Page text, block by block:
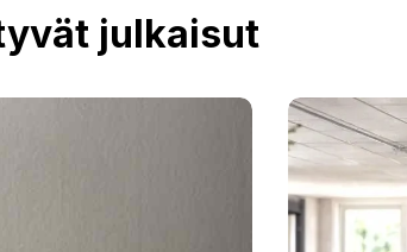
julkaisut